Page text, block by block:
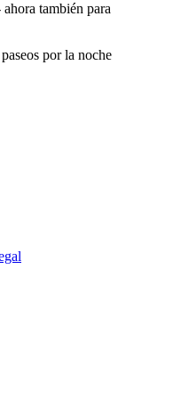
también para
por la noche